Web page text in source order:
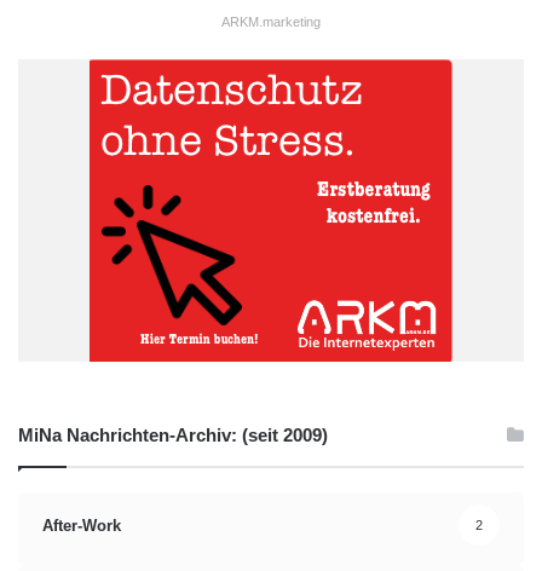
ARKM.marketing
MiNa Nachrichten-Archiv: (seit 2009)
After-Work 2